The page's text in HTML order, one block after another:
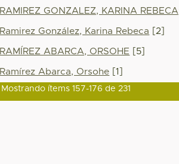
RAMIREZ GONZALEZ, KARINA
Ramirez González, Karina Rebeca [2]
RAMÍREZ ABARCA, ORSOHE [5]
Ramírez Abarca, Orsohe [1]
Mostrando ítems 157-176 de 231